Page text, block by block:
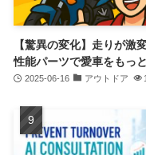
【驚異の変化】走りが
性能パーツで愛車をもっ
2025-06-16 アウトドア 1